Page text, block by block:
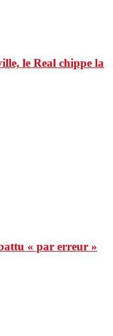
le Real chippe la
« par erreur »